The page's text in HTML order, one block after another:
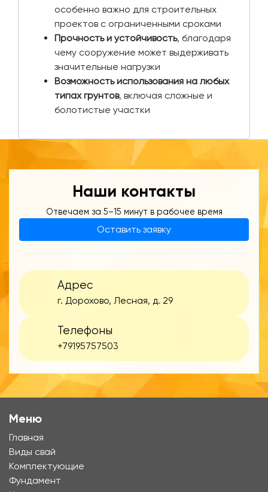
особенно важно для строительных
проектов с ограниченными сроками
Прочность и устойчивость, благодаря
чему сооружение может выдерживать
значительные нагрузки
Возможность использования на любых
типах грунтов, включая сложные и
болотистые участки
Наши контакты
Отвечаем за 5–15 минут в рабочее время
Оставить заявку
Адрес
г. Дорохово, Лесная, д. 29
Телефоны
+79195757503
Меню
Главная
Виды свай
Комплектующие
Фундамент